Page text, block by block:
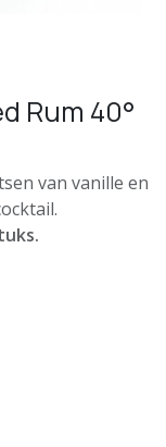
Rum 40°
van vanille en